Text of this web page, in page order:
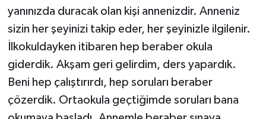
yanınızda duracak olan kişi annenizdir. Anneniz
sizin her şeyinizi takip eder, her şeyinizle ilgilenir.
İlkokuldayken itibaren hep beraber okula
giderdik. Akşam geri gelirdim, ders yapardık.
Beni hep çalıştırırdı, hep soruları beraber
çözerdik. Ortaokula geçtiğimde soruları bana